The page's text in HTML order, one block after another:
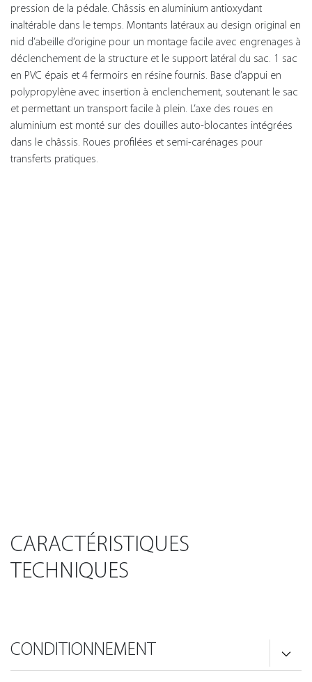
pression de la pédale. Châssis en aluminium antioxydant
inaltérable dans le temps. Montants latéraux au design original en
nid d’abeille d’origine pour un montage facile avec engrenages à
déclenchement de la structure et le support latéral du sac. 1 sac
en PVC épais et 4 fermoirs en résine fournis. Base d’appui en
polypropylène avec insertion à enclenchement, soutenant le sac
et permettant un transport facile à plein. L’axe des roues en
aluminium est monté sur des douilles auto-blocantes intégrées
dans le châssis. Roues profilées et semi-carénages pour
transferts pratiques.
CARACTÉRISTIQUES
TECHNIQUES
CONDITIONNEMENT